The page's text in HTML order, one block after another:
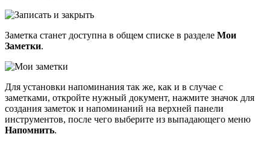
Заметка станет доступна в общем списке в разделе Мои
Заметки.
Для установки напоминания так же, как и в случае с
заметками, откройте нужный документ, нажмите значок для
создания заметок и напоминаний на верхней панели
инструментов, после чего выберите из выпадающего меню
Напомнить.